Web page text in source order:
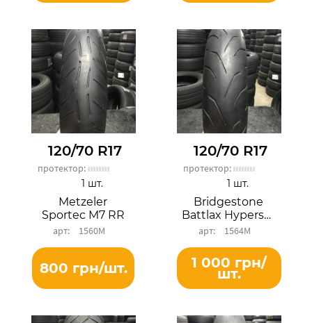
120/70 R17
протектор:
Metzeler
Sportec M7 RR
1560М
1 шт.
800 грн/шт.
120/70 R17
протектор:
Bridgestone
Battlax Hypersport S20F
1564М
1 шт.
1 000 грн/
шт.